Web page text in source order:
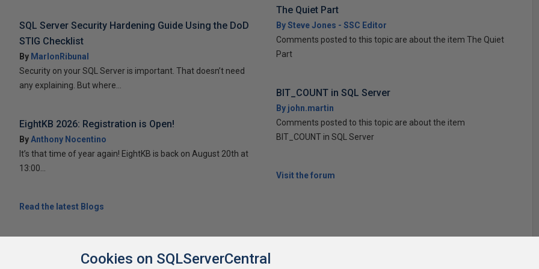
SQL Server Security Hardening Guide Using the DoD
STIG Checklist
By MarlonRibunal
Security on your SQL Server is important. That doesn’t need
any explaining. But where...
EightKB 2026: Registration is Open!
ByAnthony Nocentino
It’s that time of year again! EightKB is back on August 20th at
13:00...
Read the latest Blogs
The Quiet Part
By Steve Jones - SSC Editor
Comments posted to this topic are about the item The Quiet
Part
BIT_COUNT in SQL Server
By john.martin
Comments posted to this topic are about the item
BIT_COUNT in SQL Server
Visit the forum
Cookies on SQLServerCentral